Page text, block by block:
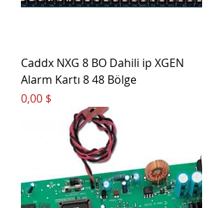
Caddx NXG 8 BO Dahili ip XGEN
Alarm Kartı 8 48 Bölge
Цена
0,00 $